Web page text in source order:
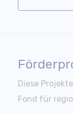
Diese
Fond für